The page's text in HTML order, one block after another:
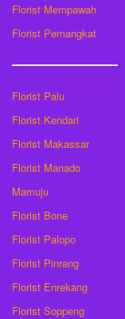
Florist Mempawah
Florist Pemangkat
Florist Palu
Florist Kendari
Florist Makassar
Florist Manado
Mamuju
Florist Bone
Florist Palopo
Florist Pinrang
Florist Enrekang
Florist Soppeng